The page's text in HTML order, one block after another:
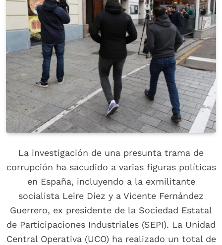
La investigación de una presunta trama de
corrupción ha sacudido a varias figuras políticas
en España, incluyendo a la exmilitante
socialista Leire Díez y a Vicente Fernández
Guerrero, ex presidente de la Sociedad Estatal
de Participaciones Industriales (SEPI). La Unidad
Central Operativa (UCO) ha realizado un total de